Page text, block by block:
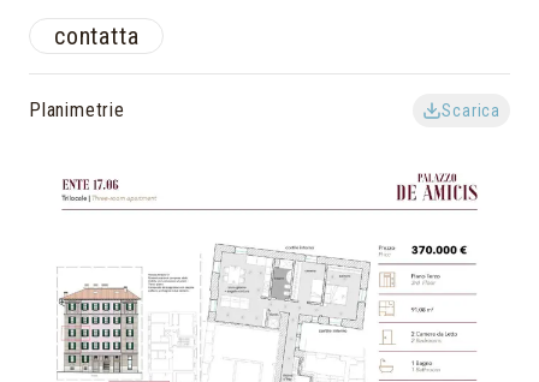
contatta
Planimetrie Scarica